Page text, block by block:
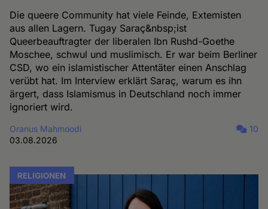
Die queere Community hat viele Feinde, Extemisten
aus allen Lagern. Tugay Saraç&nbsp;ist
Queerbeauftragter der liberalen Ibn Rushd-Goethe
Moschee, schwul und muslimisch. Er war beim Berliner
CSD, wo ein islamistischer Attentäter einen Anschlag
verübt hat. Im Interview erklärt Saraç, warum es ihn
ärgert, dass Islamismus in Deutschland noch immer
ignoriert wird.
Oranus Mahmoodi
03.08.2026
10
RELIGIONEN